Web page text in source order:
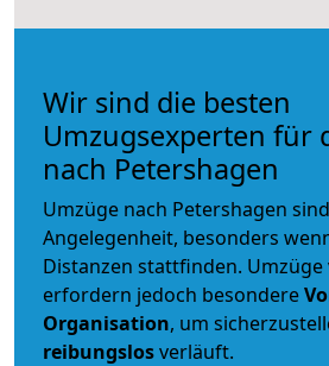
Wir sind die besten
Umzugsexperten für
nach Petershagen
Umzüge nach Petershagen
Angelegenheit, besonders
Distanzen stattfinden.
erfordern jedoch besondere
Organisation, um
reibungslosverläuft.